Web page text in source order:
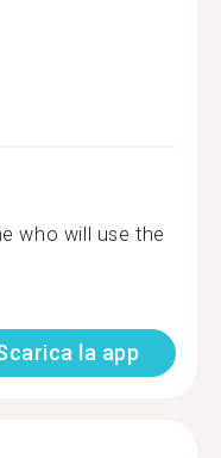
who will use the
la app